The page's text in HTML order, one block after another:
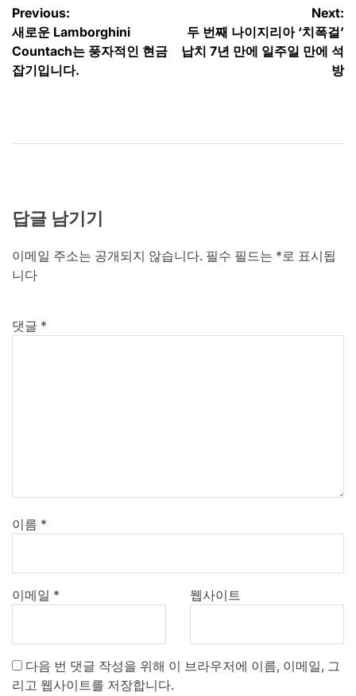
글
탐
색
Previous:
새로운 Lamborghini
Countach는 풍자적인 현금
잡기입니다.
Next:
두 번째 나이지리아 ‘치폭걸’
납치 7년 만에 일주일 만에 석
방
답글 남기기
이메일 주소는 공개되지 않습니다. 필수 필드는 *로 표시됩
니다
댓글 *
이름 *
이메일 * 웹사이트
다음 번 댓글 작성을 위해 이 브라우저에 이름, 이메일, 그
리고 웹사이트를 저장합니다.